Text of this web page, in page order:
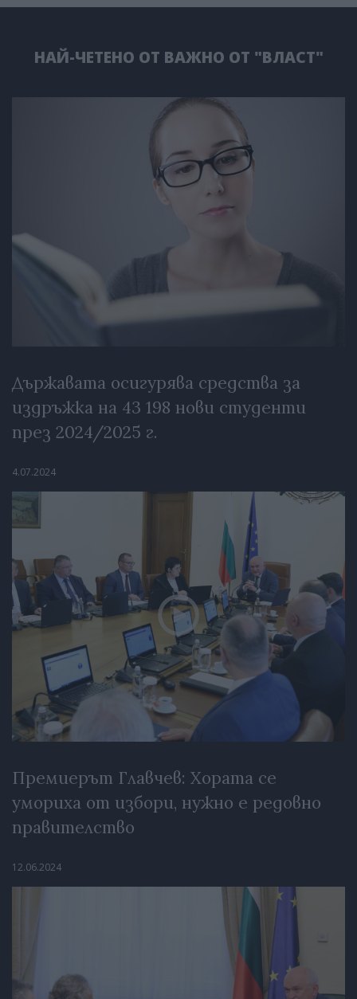
НАЙ-ЧЕТЕНО ОТ ВАЖНО ОТ "ВЛАСТ"
Държавата осигурява средства за
издръжка на 43 198 нови студенти
през 2024/2025 г.
4.07.2024
Премиерът Главчев: Хората се
умориха от избори, нужно е редовно
правителство
12.06.2024